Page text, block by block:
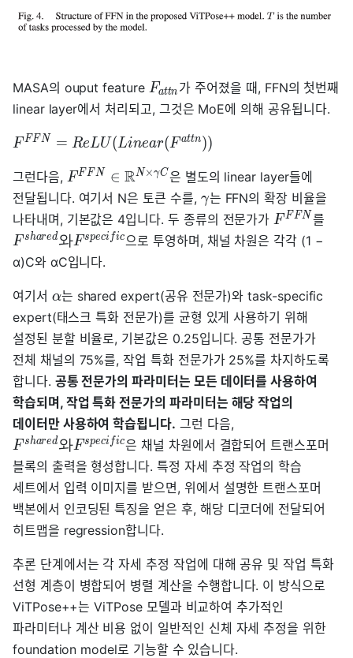
MASA의 ouput feature Fattn 가 주어졌을 때, FFN의 첫번째
linear layer에서 처리되고, 그것은 MoE에 의해 공유됩니다.
F FFN = ReLU (Linear(F attn))
그런다음, F FF N ∈ RN ×γC은 별도의 linear layer들에
전달됩니다. 여기서 N은 토큰 수를, γ는 FFN의 확장 비율을
나타내며, 기본값은 4입니다. 두 종류의 전문가가 F F FN 를
F shared와F speci fic 으로 투영하며, 채널 차원은 각각 (1 −
α)C와 αC입니다.
여기서 α는 shared expert(공유 전문가)와 task-specific
expert(태스크 특화 전문가)를 균형 있게 사용하기 위해
설정된 분할 비율로, 기본값은 0.25입니다. 공통 전문가가
전체 채널의 75%를, 작업 특화 전문가가 25%를 차지하도록
합니다. 공통 전문가의 파라미터는 모든 데이터를 사용하여
학습되며, 작업 특화 전문가의 파라미터는 해당 작업의
데이터만 사용하여 학습됩니다. 그런 다음,
F shared와F speci fic은 채널 차원에서 결합되어 트랜스포머
블록의 출력을 형성합니다. 특정 자세 추정 작업의 학습
세트에서 입력 이미지를 받으면, 위에서 설명한 트랜스포머
백본에서 인코딩된 특징을 얻은 후, 해당 디코더에 전달되어
히트맵을 regression합니다.
추론 단계에서는 각 자세 추정 작업에 대해 공유 및 작업 특화
선형 계층이 병합되어 병렬 계산을 수행합니다. 이 방식으로
ViTPose++는 ViTPose 모델과 비교하여 추가적인
파라미터나 계산 비용 없이 일반적인 신체 자세 추정을 위한
foundation model로 기능할 수 있습니다.